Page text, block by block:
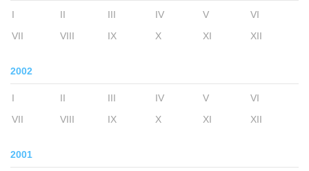
I II III IV V
VI
VII
VIII IX X XI XII
2002
I II III IV V
VI
VII
VIII IX X XI XII
2001